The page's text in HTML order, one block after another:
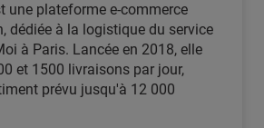
une plateforme e-commerce
dédiée à la logistique du service
à Paris. Lancée en 2018, elle
et 1500 livraisons par jour,
prévu jusqu'à 12 000